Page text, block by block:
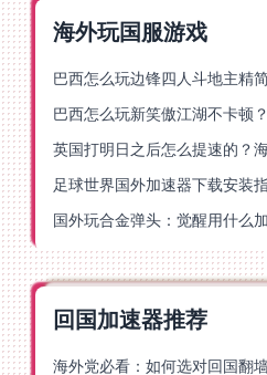
海外玩国服游戏
英国打明日之后怎么提速的？
回国加速器推荐